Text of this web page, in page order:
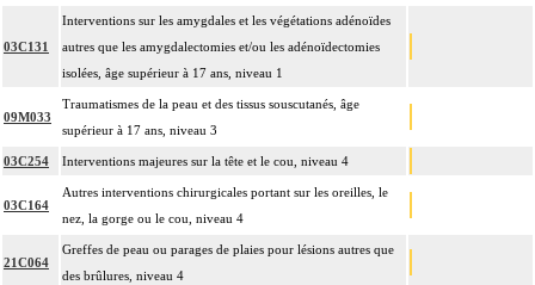
03C131
Interventions sur les amygdales et les végétations adénoïdes
autres que les amygdalectomies et/ou les adénoïdectomies
isolées, âge supérieur à 17 ans, niveau 1
09M033
Traumatismes de la peau et des tissus souscutanés, âge
supérieur à 17 ans, niveau 3
03C254 Interventions majeures sur la tête et le cou, niveau 4
03C164
Autres interventions chirurgicales portant sur les oreilles, le
nez, la gorge ou le cou, niveau 4
21C064
Greffes de peau ou parages de plaies pour lésions autres que
des brûlures, niveau 4